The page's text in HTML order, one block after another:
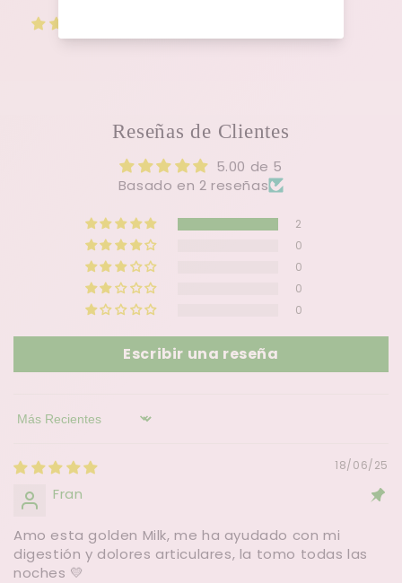
Reseñas de Clientes
5.00 de 5
Basado en 2 reseñas
2
0
0
0
0
Escribir una reseña
Sort by
18/06/25
Fran
Amo esta golden Milk, me ha ayudado con mi
digestión y dolores articulares, la tomo todas las
noches 💛